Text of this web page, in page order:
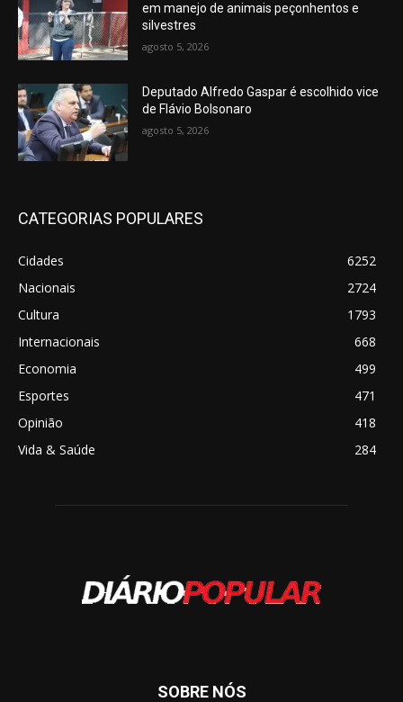
em manejo de animais peçonhentos e
silvestres
agosto 5, 2026
Deputado Alfredo Gaspar é escolhido vice
de Flávio Bolsonaro
agosto 5, 2026
CATEGORIAS POPULARES
Cidades
6252
Nacionais
2724
Cultura
1793
Internacionais
668
Economia
499
Esportes
471
Opinião
418
Vida & Saúde
284
SOBRE NÓS